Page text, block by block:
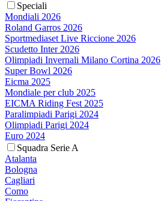
Speciali
Mondiali 2026
Roland Garros 2026
Sportmediaset Live Riccione 2026
Scudetto Inter 2026
Olimpiadi Invernali Milano Cortina 2026
Super Bowl 2026
Eicma 2025
Mondiale per club 2025
EICMA Riding Fest 2025
Paralimpiadi Parigi 2024
Olimpiadi Parigi 2024
Euro 2024
Squadra Serie A
Atalanta
Bologna
Cagliari
Como